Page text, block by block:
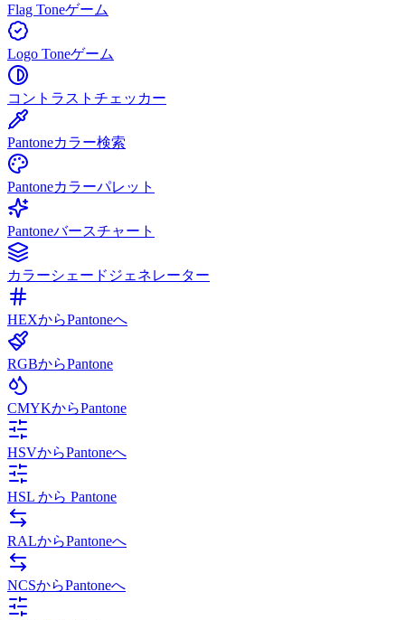
Flag Toneゲーム
Logo Toneゲーム
コントラストチェッカー
Pantoneカラー検索
Pantoneカラーパレット
Pantoneバースチャート
カラーシェードジェネレーター
HEXからPantoneへ
RGBからPantone
CMYKからPantone
HSVからPantoneへ
HSL から Pantone
RALからPantoneへ
NCSからPantoneへ